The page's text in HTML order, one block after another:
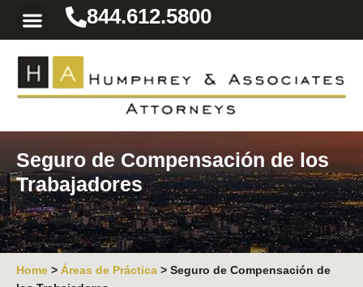
844.612.5800
Seguro de Compensación de los
Trabajadores
Home > Áreas de Práctica > Seguro de Compensación de